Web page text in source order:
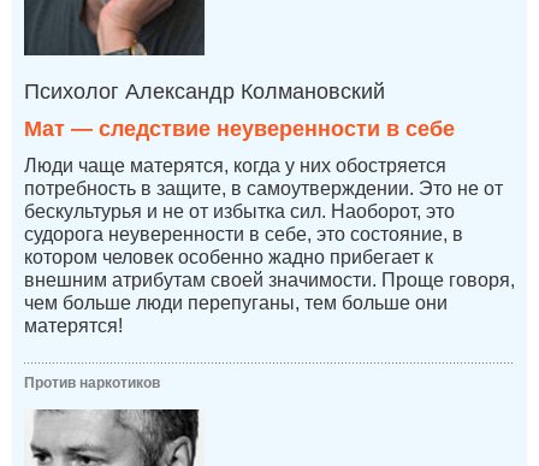
Психолог Александр Колмановский
Мат — следствие неуверенности в себе
Люди чаще матерятся, когда у них обостряется
потребность в защите, в самоутверждении. Это не от
бескультурья и не от избытка сил. Наоборот, это
судорога неуверенности в себе, это состояние, в
котором человек особенно жадно прибегает к
внешним атрибутам своей значимости. Проще говоря,
чем больше люди перепуганы, тем больше они
матерятся!
Против наркотиков